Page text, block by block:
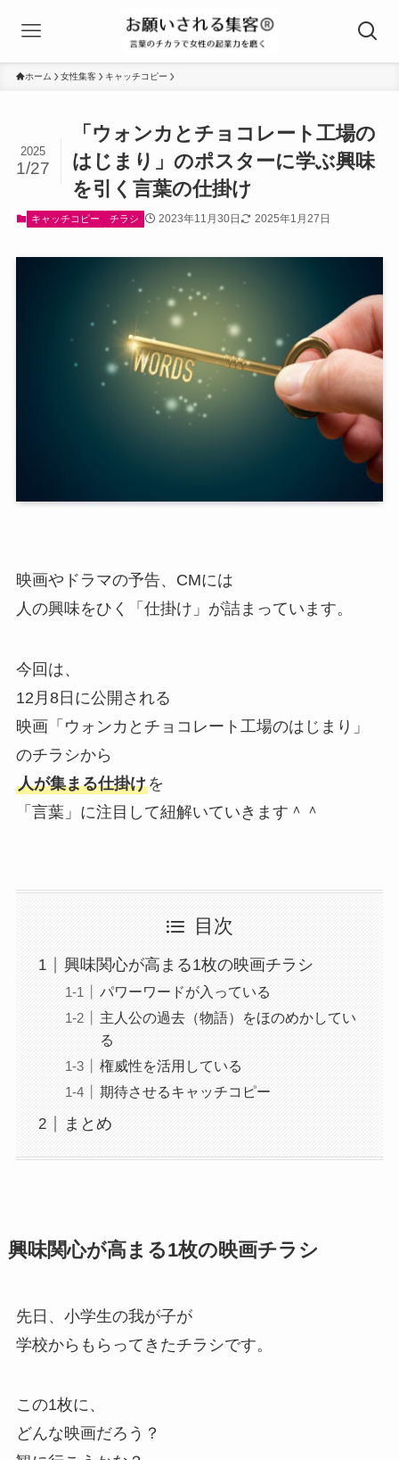
ホーム 女性集客 キャッチコピー
「ウォンカとチョコレート工場の
はじまり」のポスターに学ぶ興味
を引く言葉の仕掛け
2025
1/27
キャッチコピー チラシ 2023年11月30日 2025年1月27日
映画やドラマの予告、CMには
人の興味をひく「仕掛け」が詰まっています。
今回は、
12月8日に公開される
映画「ウォンカとチョコレート工場のはじまり」
のチラシから
人が集まる仕掛けを
「言葉」に注目して紐解いていきます＾＾
目次
興味関心が高まる1枚の映画チラシ
パワーワードが入っている
主人公の過去（物語）をほのめかしてい
る
権威性を活用している
期待させるキャッチコピー
まとめ
興味関心が高まる1枚の映画チラシ
先日、小学生の我が子が
学校からもらってきたチラシです。
この1枚に、
どんな映画だろう？